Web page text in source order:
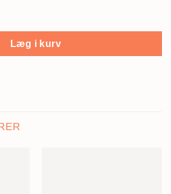
Læg i kurv